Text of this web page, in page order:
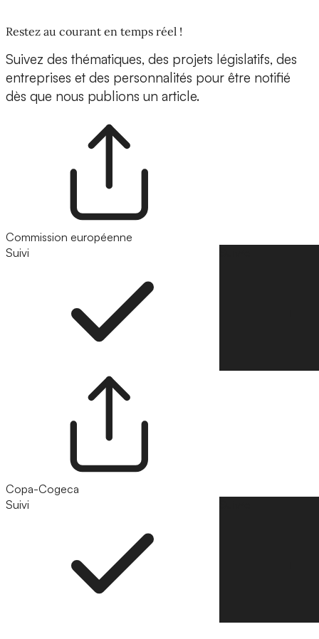
Restez au courant en temps réel !
Suivez des thématiques, des projets législatifs, des
entreprises et des personnalités pour être notifié
dès que nous publions un article.
Commission européenne
Suivi
Copa-Cogeca
Suivi